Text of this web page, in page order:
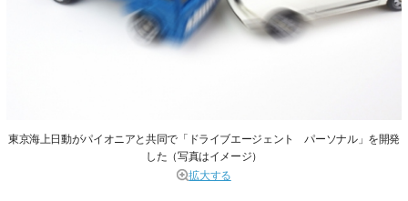
東京海上日動がパイオニアと共同で「ドライブエージェント パーソナル」を開発
した（写真はイメージ）
拡大する